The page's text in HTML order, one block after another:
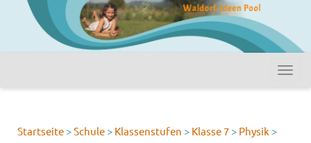
Startseite >Schule > Klassenstufen > Klasse 7 > Physik >